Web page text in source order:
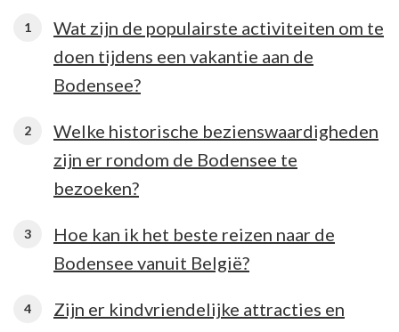
Wat zijn de populairste activiteiten om te
doen tijdens een vakantie aan de
Bodensee?
Welke historische bezienswaardigheden
zijn er rondom de Bodensee te
bezoeken?
Hoe kan ik het beste reizen naar de
Bodensee vanuit België?
Zijn er kindvriendelijke attracties en